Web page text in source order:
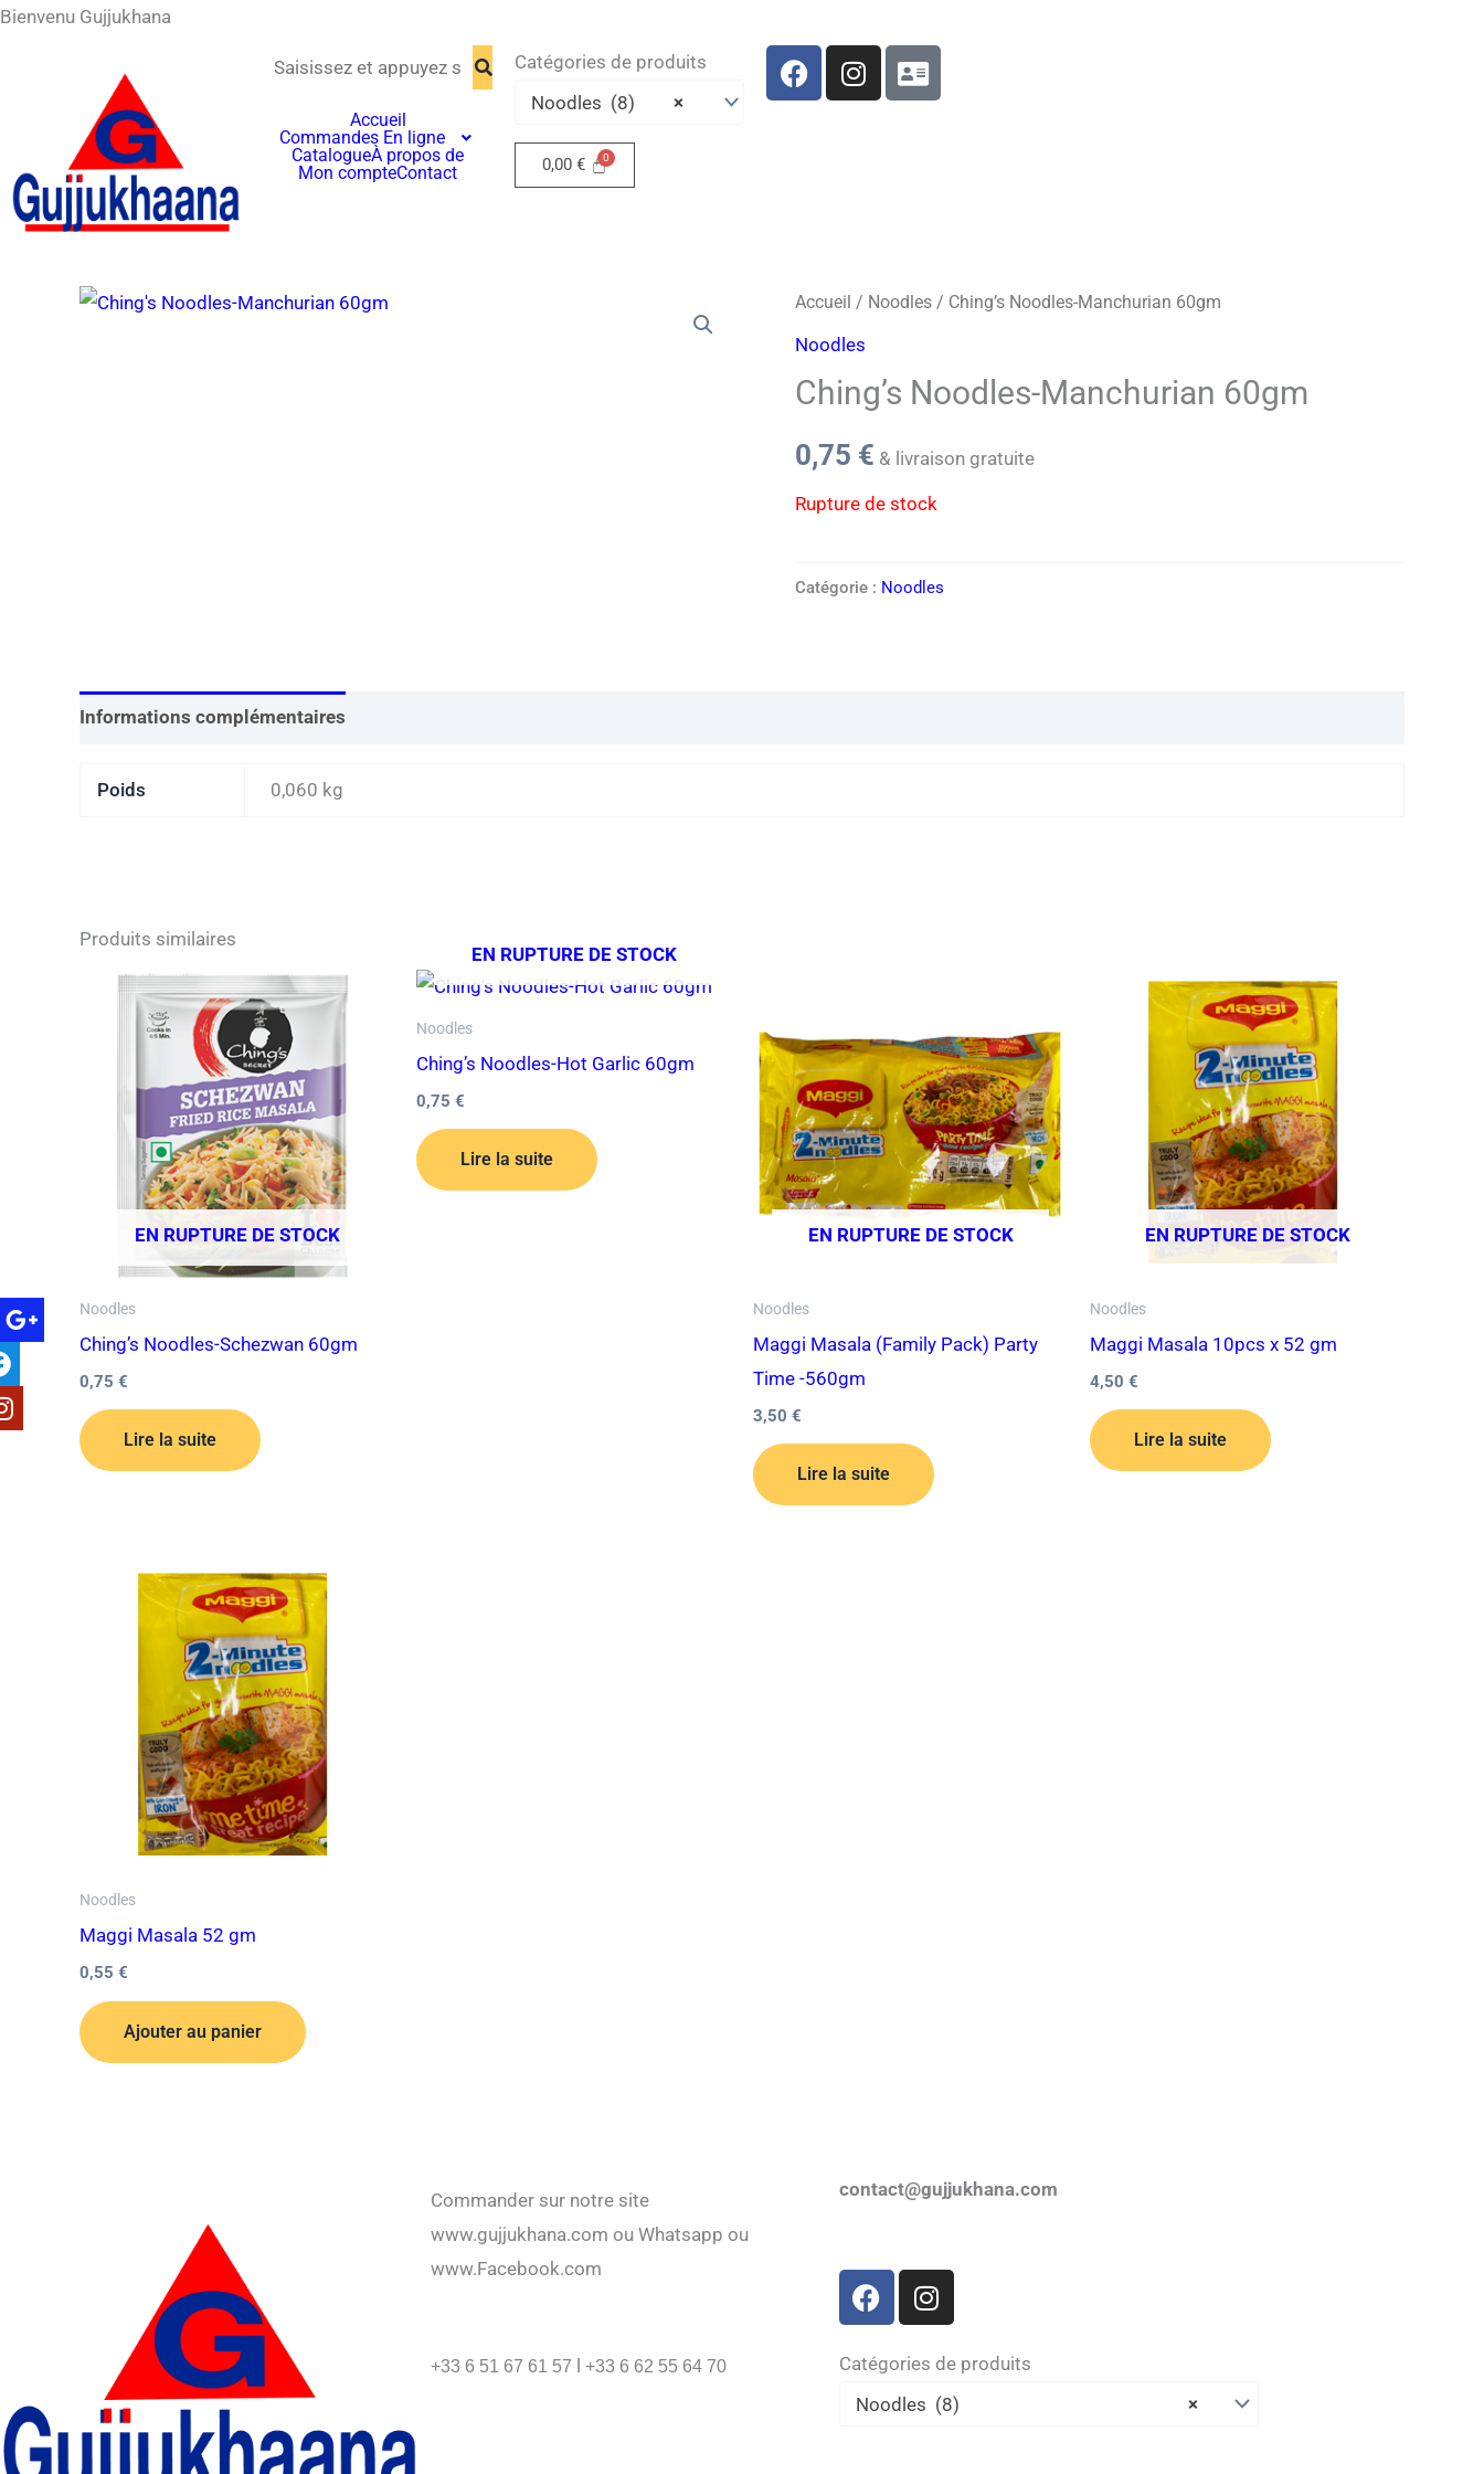
Bienvenu Gujjukhana
Aller
Accueil
Commandes En ligne
CatalogueÀ propos de
Mon compteContact
Catégories de produits
×
Noodles (8)
0,00 €
F
a
I
n
A
d
a
Accueil / Noodles / Ching’s Noodles-Manchurian 60gm
Noodles
Ching’s Noodles-Manchurian 60gm
0,75 € & livraison gratuite
Rupture de stock
Catégorie : Noodles
Informations complémentaires
Poids 0,060 kg
Produits similaires
EN RUPTURE DE STOCK
Noodles
Ching’s Noodles-Schezwan 60gm
0,75 €
Lire la suite
EN RUPTURE DE STOCK
Noodles
Ching’s Noodles-Hot Garlic 60gm
0,75 €
Lire la suite
EN RUPTURE DE STOCK
Noodles
Maggi Masala (Family Pack) Party
Time -560gm
3,50 €
Lire la suite
EN RUPTURE DE STOCK
Noodles
Maggi Masala 10pcs x 52 gm
4,50 €
Lire la suite
Noodles
Maggi Masala 52 gm
0,55 €
Ajouter au panier
Commander sur notre site
www.gujjukhana.com ou Whatsapp ou
www.Facebook.com
+33 6 51 67 61 57 +33 6 62 55 64 70
contact@gujjukhana.com
F
a
e
b
o
I
n
t
a
g
Catégories de produits
×
Noodles (8)